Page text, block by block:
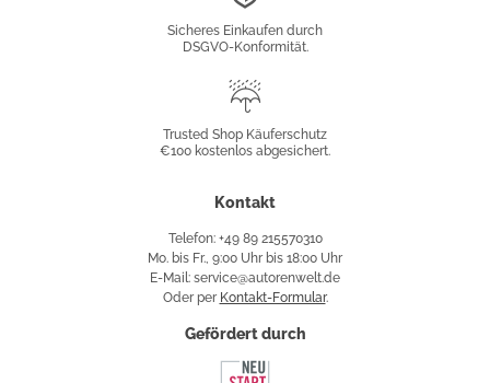
Sicheres Einkaufen durch
DSGVO-Konformität.
Käuferschutz
Trusted Shop Käuferschutz
€100 kostenlos abgesichert.
Kontakt
Telefon: +49 89 215570310
Mo. bis Fr., 9:00 Uhr bis 18:00 Uhr
E-Mail: service@autorenwelt.de
Oder per Kontakt-Formular.
Gefördert durch